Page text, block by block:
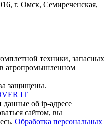
г. Омск, Семиреченская,
техники, запасных
в агропромышленном
защищены.
IT
данные об ip-адресе
сайтом, вы
Обработка персональных